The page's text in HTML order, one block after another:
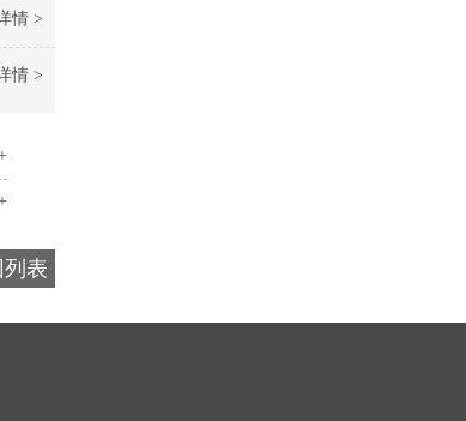
情 >
情 >
表